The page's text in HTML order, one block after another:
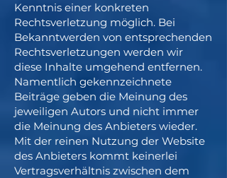
Kenntnis einer konkreten
Rechtsverletzung möglich. Bei
Bekanntwerden von entsprechenden
Rechtsverletzungen werden wir
diese Inhalte umgehend entfernen.
Namentlich gekennzeichnete
Beiträge geben die Meinung des
jeweiligen Autors und nicht immer
die Meinung des Anbieters wieder.
Mit der reinen Nutzung der Website
des Anbieters kommt keinerlei
Vertragsverhältnis zwischen dem